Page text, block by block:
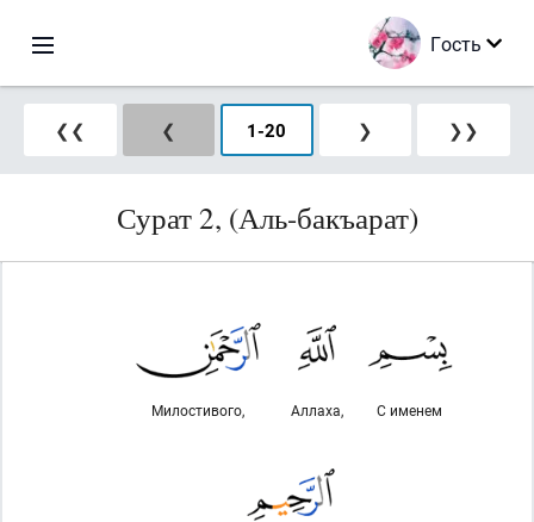
Гость
❮❮ ❮ 1-20 ❯ ❯❯
Сурат 2, (Аль-бакъарат)
С именем
Аллаха,
Милостивого,